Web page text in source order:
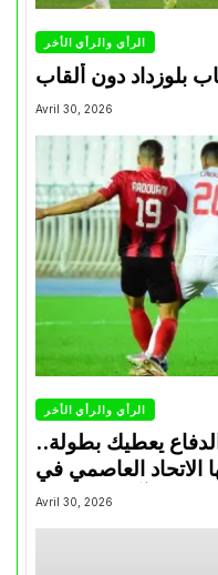
الرأي والرأي الأخر
بلوزداد دون ألقاب
Avril 30, 2026
الرأي والرأي الأخر
يعطيك بطولة..
الاتحاد العاصمي في
تتويجاته آخر السنوات
Avril 30, 2026